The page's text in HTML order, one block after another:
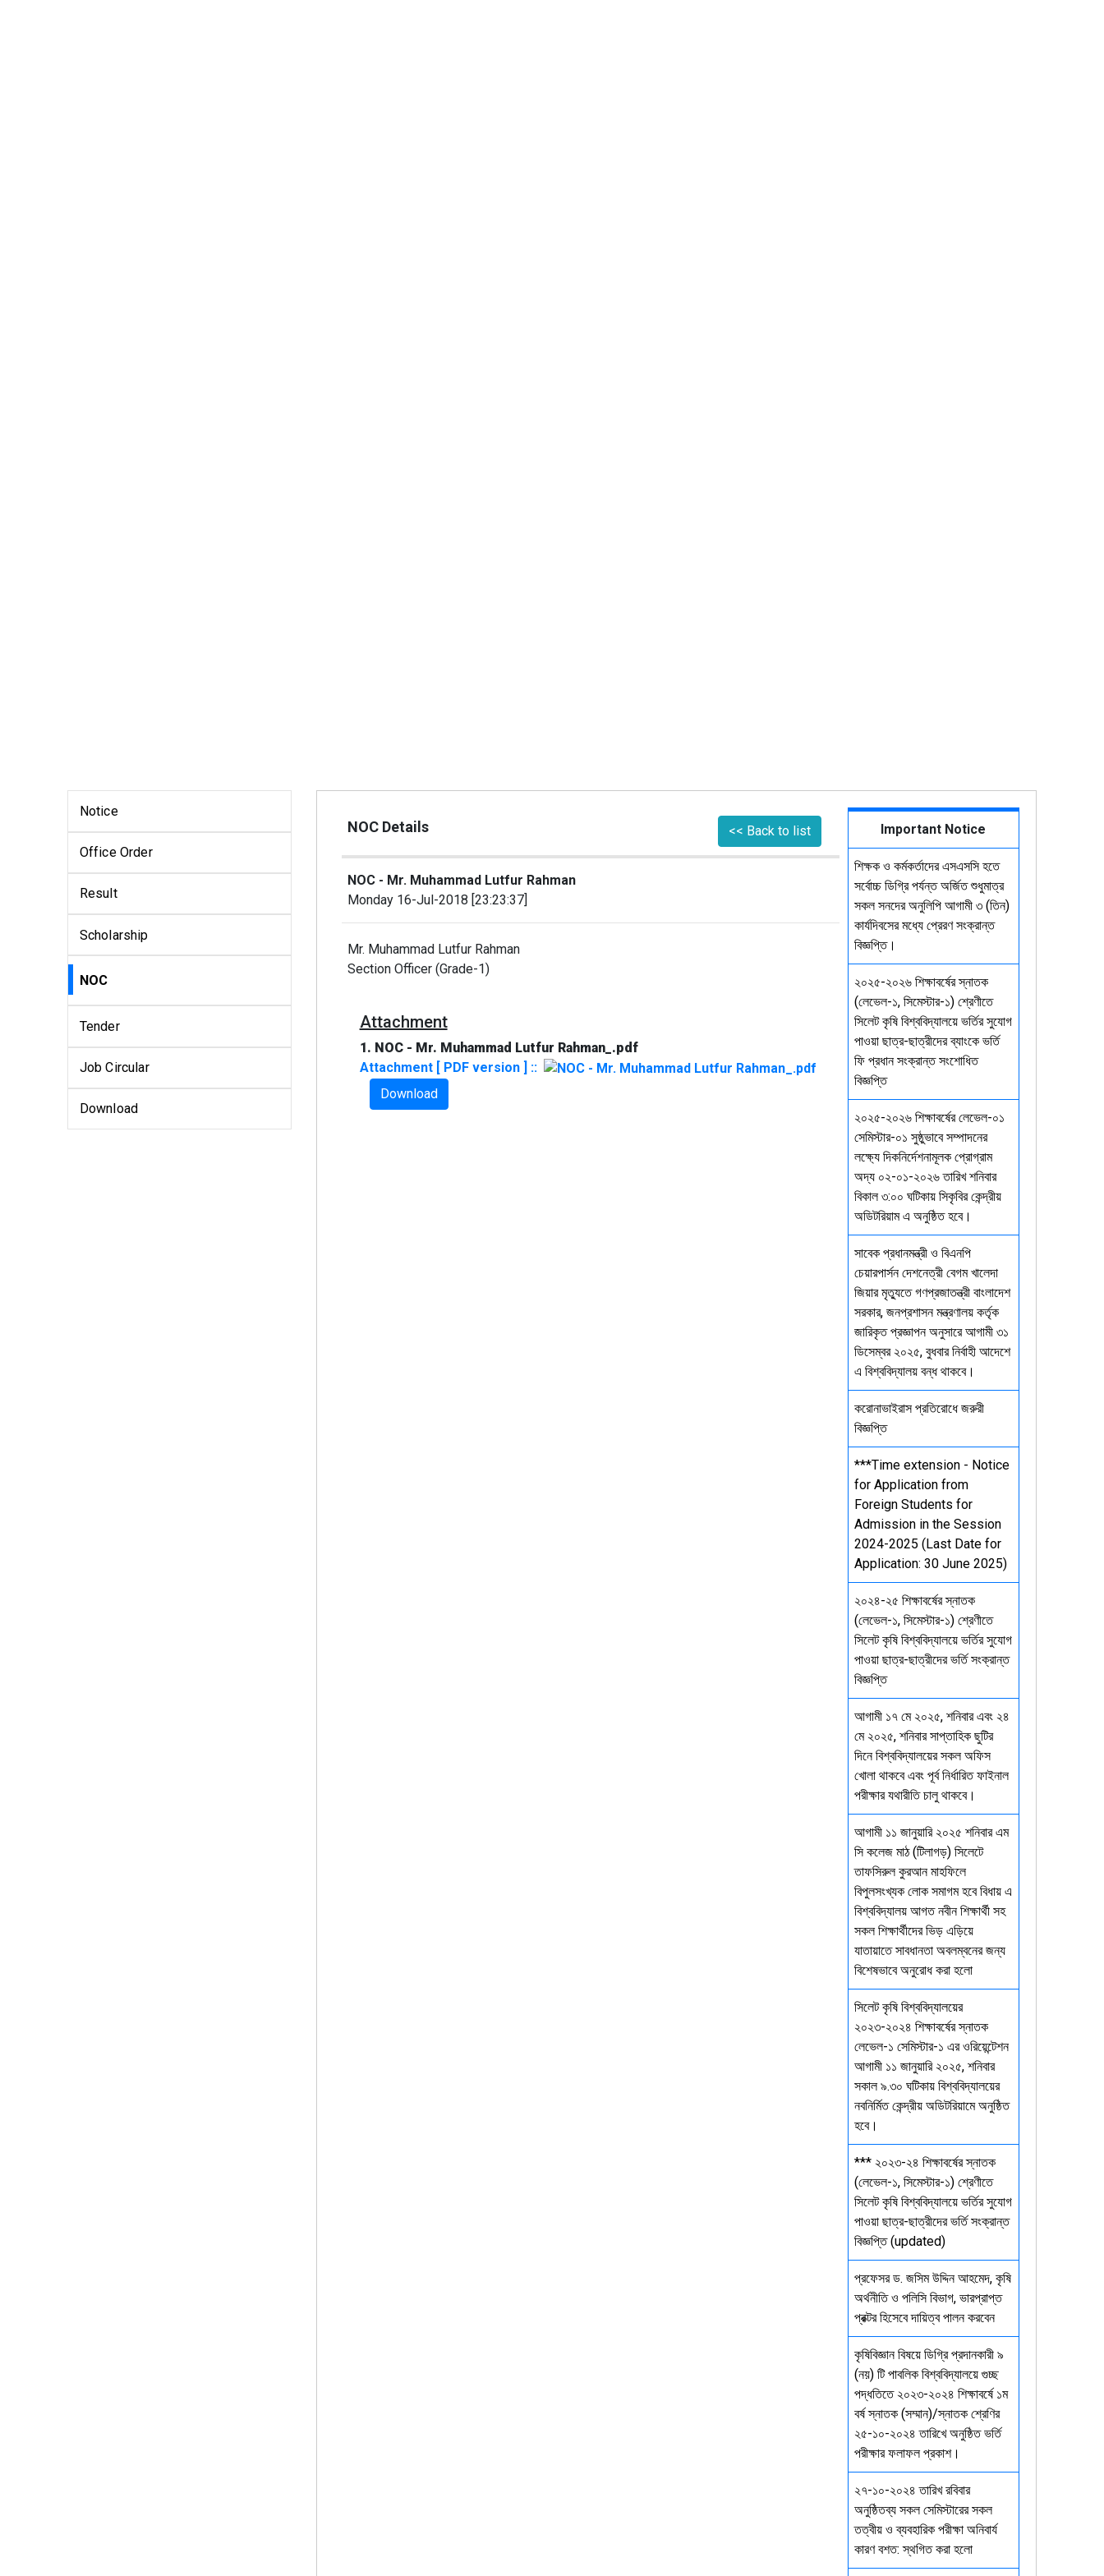
Notice
Office Order
Result
Scholarship
NOC
Tender
Job Circular
Download
NOC Details << Back to list
NOC - Mr. Muhammad Lutfur Rahman
Monday 16-Jul-2018 [23:23:37]
Mr. Muhammad Lutfur Rahman
Section Officer (Grade-1)
Attachment
1. NOC - Mr. Muhammad Lutfur Rahman_.pdf
Attachment [ PDF version ] ::
Download
Important Notice
শিক্ষক ও কর্মকর্তাদের এসএসসি হতে
সর্বোচ্চ ডিগ্রি পর্যন্ত অর্জিত শুধুমাত্র
সকল সনদের অনুলিপি আগামী ৩ (তিন)
কার্যদিবসের মধ্যে প্রেরণ সংক্রান্ত
বিজ্ঞপ্তি।
২০২৫-২০২৬ শিক্ষাবর্ষের স্নাতক
(লেভেল-১, সিমেস্টার-১) শ্রেণীতে
সিলেট কৃষি বিশ্ববিদ্যালয়ে ভর্তির সুযোগ
পাওয়া ছাত্র-ছাত্রীদের ব্যাংকে ভর্তি
ফি প্রধান সংক্রান্ত সংশোধিত
বিজ্ঞপ্তি
২০২৫-২০২৬ শিক্ষাবর্ষের লেভেল-০১
সেমিস্টার-০১ সুষ্ঠুভাবে সম্পাদনের
লক্ষ্যে দিকনির্দেশনামূলক প্রোগ্রাম
অদ্য ০২-০১-২০২৬ তারিখ শনিবার
বিকাল ৩:০০ ঘটিকায় সিকৃবির কেন্দ্রীয়
অডিটরিয়াম এ অনুষ্ঠিত হবে।
সাবেক প্রধানমন্ত্রী ও বিএনপি
চেয়ারপার্সন দেশনেত্রী বেগম খালেদা
জিয়ার মৃত্যুতে গণপ্রজাতন্ত্রী বাংলাদেশ
সরকার, জনপ্রশাসন মন্ত্রণালয় কর্তৃক
জারিকৃত প্রজ্ঞাপন অনুসারে আগামী ৩১
ডিসেম্বর ২০২৫, বুধবার নির্বাহী আদেশে
এ বিশ্ববিদ্যালয় বন্ধ থাকবে।
করোনাভাইরাস প্রতিরোধে জরুরী
বিজ্ঞপ্তি
***Time extension - Notice
for Application from
Foreign Students for
Admission in the Session
2024-2025 (Last Date for
Application: 30 June 2025)
২০২৪-২৫ শিক্ষাবর্ষের স্নাতক
(লেভেল-১, সিমেস্টার-১) শ্রেণীতে
সিলেট কৃষি বিশ্ববিদ্যালয়ে ভর্তির সুযোগ
পাওয়া ছাত্র-ছাত্রীদের ভর্তি সংক্রান্ত
বিজ্ঞপ্তি
আগামী ১৭ মে ২০২৫, শনিবার এবং ২৪
মে ২০২৫, শনিবার সাপ্তাহিক ছুটির
দিনে বিশ্ববিদ্যালয়ের সকল অফিস
খোলা থাকবে এবং পূর্ব নির্ধারিত ফাইনাল
পরীক্ষার যথারীতি চালু থাকবে।
আগামী ১১ জানুয়ারি ২০২৫ শনিবার এম
সি কলেজ মাঠ (টিলাগড়) সিলেটে
তাফসিরুল কুরআন মাহফিলে
বিপুলসংখ্যক লোক সমাগম হবে বিধায় এ
বিশ্ববিদ্যালয় আগত নবীন শিক্ষার্থী সহ
সকল শিক্ষার্থীদের ভিড় এড়িয়ে
যাতায়াতে সাবধানতা অবলম্বনের জন্য
বিশেষভাবে অনুরোধ করা হলো
সিলেট কৃষি বিশ্ববিদ্যালয়ের
২০২৩-২০২৪ শিক্ষাবর্ষের স্নাতক
লেভেল-১ সেমিস্টার-১ এর ওরিয়েন্টেশন
আগামী ১১ জানুয়ারি ২০২৫, শনিবার
সকাল ৯.৩০ ঘটিকায় বিশ্ববিদ্যালয়ের
নবনির্মিত কেন্দ্রীয় অডিটরিয়ামে অনুষ্ঠিত
হবে।
*** ২০২৩-২৪ শিক্ষাবর্ষের স্নাতক
(লেভেল-১, সিমেস্টার-১) শ্রেণীতে
সিলেট কৃষি বিশ্ববিদ্যালয়ে ভর্তির সুযোগ
পাওয়া ছাত্র-ছাত্রীদের ভর্তি সংক্রান্ত
বিজ্ঞপ্তি (updated)
প্রফেসর ড. জসিম উদ্দিন আহমেদ, কৃষি
অর্থনীতি ও পলিসি বিভাগ, ভারপ্রাপ্ত
প্রক্টর হিসেবে দায়িত্ব পালন করবেন
কৃষিবিজ্ঞান বিষয়ে ডিগ্রি প্রদানকারী ৯
(নয়) টি পাবলিক বিশ্ববিদ্যালয়ে গুচ্ছ
পদ্ধতিতে ২০২৩-২০২৪ শিক্ষাবর্ষে ১ম
বর্ষ স্নাতক (সম্মান)/স্নাতক শ্রেণির
২৫-১০-২০২৪ তারিখে অনুষ্ঠিত ভর্তি
পরীক্ষার ফলাফল প্রকাশ।
২৭-১০-২০২৪ তারিখ রবিবার
অনুষ্ঠিতব্য সকল সেমিস্টারের সকল
তত্বীয় ও ব্যবহারিক পরীক্ষা অনিবার্য
কারণ বশত: স্থগিত করা হলো